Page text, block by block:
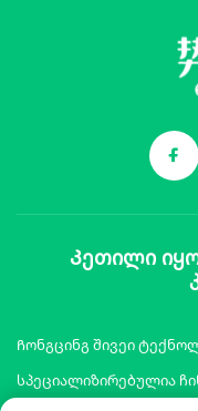
Კეთილი
Ჩონგცინგ შივეი
სპეციალიზირებულია